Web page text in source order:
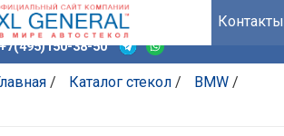
Контакты
+7(495)150-38-50
/ Каталог стекол / BMW /